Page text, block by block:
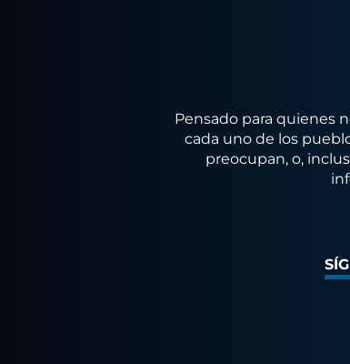
Pensado para quienes
cada uno de los
preocupan, o,